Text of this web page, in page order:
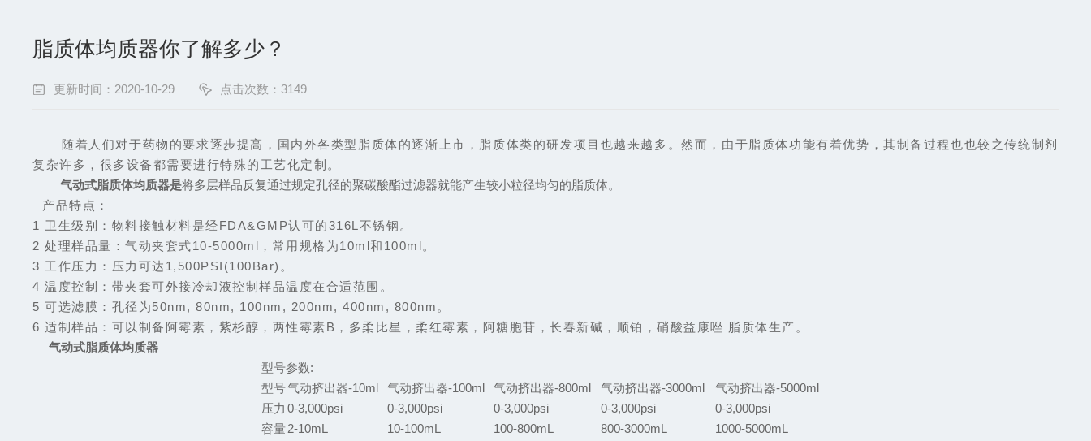
脂质体均质器你了解多少？
更新时间：2020-10-29 点击次数：3149
随着人们对于药物的要求逐步提高，国内外各类型脂质体的逐渐上市，脂质体类的研发项目也越来越多。然而，由于脂质体功能有着优势，其制备过程也也较之传统制剂
复杂许多，很多设备都需要进行特殊的工艺化定制。
气动式脂质体均质器是将多层样品反复通过规定孔径的聚碳酸酯过滤器就能产生较小粒径均匀的脂质体。
产品特点 ：
1 卫生级别：物料接触材料是经FDA&GMP认可的316L不锈钢。
2 处理样品量：气动夹套式10-5000ml，常用规格为10ml和100ml。
3 工作压力：压力可达1,500PSI(100Bar)。
4 温度控制：带夹套可外接冷却液控制样品温度在合适范围。
5 可选滤膜：孔径为50nm, 80nm, 100nm, 200nm, 400nm, 800nm。
6 适制样品：可以制备阿霉素，紫杉醇，两性霉素B，多柔比星，柔红霉素，阿糖胞苷，长春新碱，顺铂，硝酸益康唑 脂质体生产。
气动式脂质体均质器
型号参数:
型号气动挤出器-10ml 气动挤出器-100ml 气动挤出器-800ml 气动挤出器-3000ml
气动挤出器-5000ml
压力 0-3,000psi 0-3,000psi 0-3,000psi 0-3,000psi
0-3,000psi
容量2-10mL 10-100mL 100-800mL 800-3000mL
1000-5000mL